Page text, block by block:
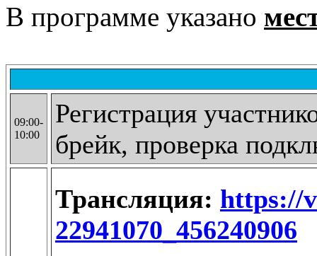
В программе указано
09:00-
10:00
Регистрация
брейк, проверка
Трансляция: https://
22941070_456240906